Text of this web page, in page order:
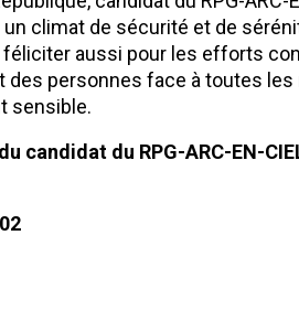
climat de sécurité et de
aussi pour les efforts
des personnes face à toutes
sensible.
candidat du RPG-ARC-EN-